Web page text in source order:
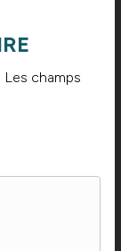
Les champs